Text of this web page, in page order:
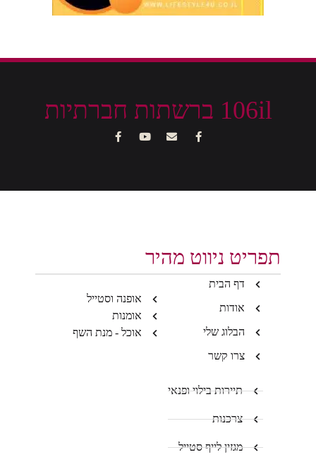
106il ברשתות חברתיות
תפריט ניווט מהיר
דף הבית
אודות
הבלוג שלי
צרו קשר
אופנה וסטייל
אומנות
אוכל - מנת השף
תיירות בילוי ופנאי
צרכנות
מגזין לייף סטייל